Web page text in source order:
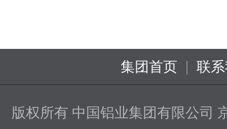
集团首页 | 联
版权所有 中国铝业集团有限公司